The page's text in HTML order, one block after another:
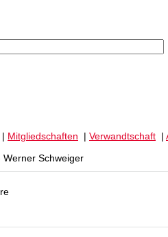
| Mitgliedschaften | Verwandtschaft |
Werner Schweiger